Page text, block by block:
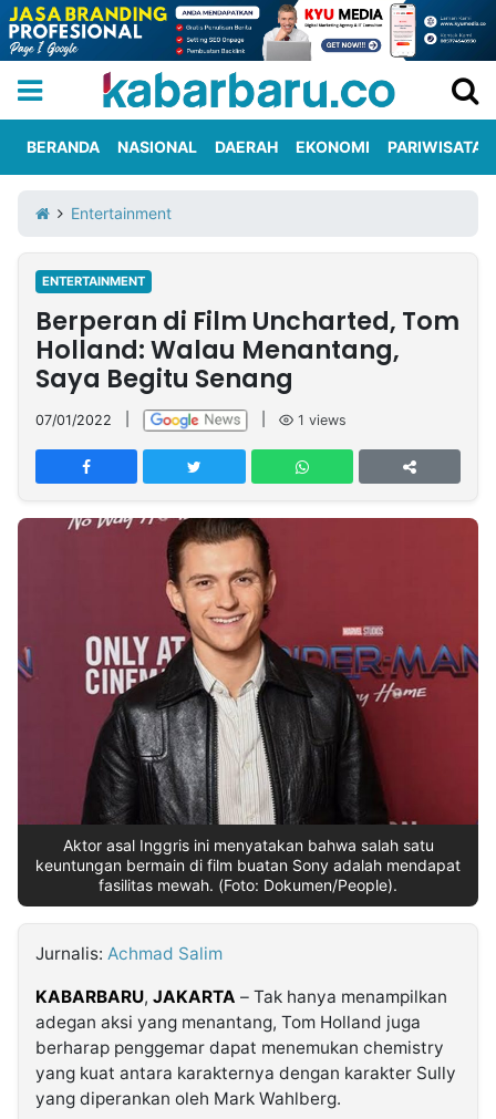
Iklan
Berita
Kami
Nasional
International
Olahraga
Entertainment
Daerah
Pariwisata
Kuliner
Kolom
Network
PT
TREETAN
INDONESIA
Insight
NTB
Suara
Time
Lens
IDN
Daily
Jogja
Jalan
Rakyat
Idealita
News
Kita
Notice
Dinamikapost.com
Radar
Baru
Seedbacklink
Kabarbaru.co
2026
BERANDA NASIONAL DAERAH EKONOMI PARIWISATA
Entertainment
ENTERTAINMENT
Berperan di Film Uncharted, Tom
Holland: Walau Menantang,
Saya Begitu Senang
07/01/2022 1 views
Aktor asal Inggris ini menyatakan bahwa salah satu
keuntungan bermain di film buatan Sony adalah mendapat
fasilitas mewah. (Foto: Dokumen/People).
Jurnalis: Achmad Salim
KABARBARU, JAKARTA – Tak hanya menampilkan
adegan aksi yang menantang, Tom Holland juga
berharap penggemar dapat menemukan chemistry
yang kuat antara karakternya dengan karakter Sully
yang diperankan oleh Mark Wahlberg.